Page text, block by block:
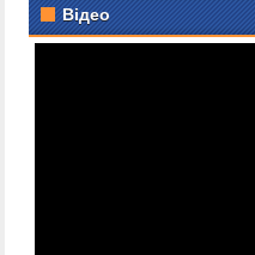
Відео